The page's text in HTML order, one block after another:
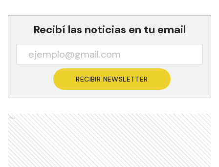
Recibí las noticias en tu email
RECIBIR NEWSLETTER
Ads